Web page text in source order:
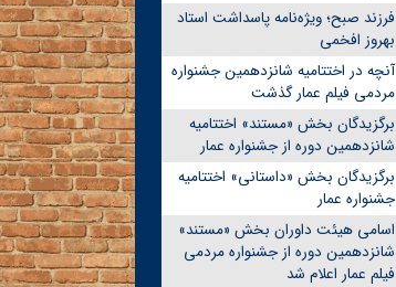
فرزند صبح؛ ویژه‌نامه پاسداشت استاد
بهروز افخمی
آنچه در اختتامیه شانزدهمین جشنواره
مردمی فیلم عمار گذشت
برگزیدگان بخش «مستند» اختتامیه
شانزدهمین دوره از جشنواره عمار
برگزیدگان بخش «داستانی» اختتامیه
جشنواره عمار
اسامی هیئت داوران بخش «مستند»
شانزدهمین دوره از جشنواره مردمی
فیلم عمار اعلام شد